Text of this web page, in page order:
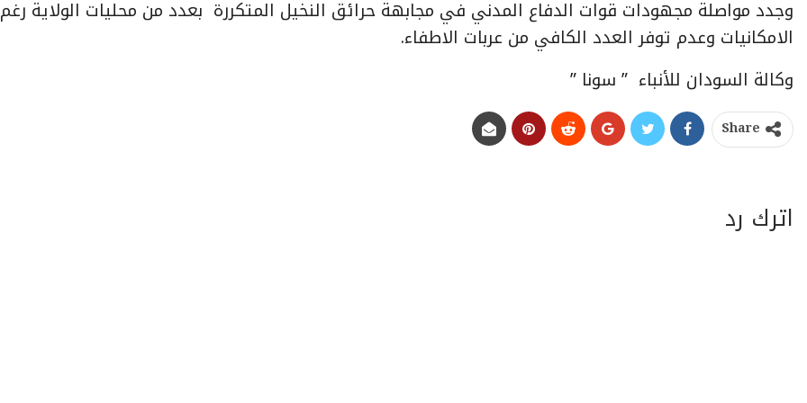
وجدد مواصلة مجهودات قوات الدفاع المدني في مجابهة حرائق النخيل المتكررة بعدد من محليات الولاية
الامكانيات وعدم توفر العدد الكافي من عربات الاطفاء.
وكالة السودان للأنباء ” سونا ”
Share
اترك رد